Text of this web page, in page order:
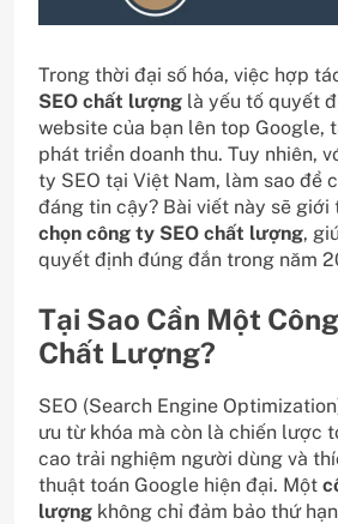
Trong thời đại số hóa, việc hợp
SEO chất lượng là yếu tố quyết
website của bạn lên top Google,
phát triển doanh thu. Tuy nhiên,
ty SEO tại Việt Nam, làm sao để
đáng tin cậy? Bài viết này sẽ giới
chọn công ty SEO chất lượng,
quyết định đúng đắn trong năm
Tại Sao Cần Một
Chất Lượng?
SEO (Search Engine
ưu từ khóa mà còn là chiến lược
cao trải nghiệm người dùng và
thuật toán Google hiện đại. Một
lượng không chỉ đảm bảo thứ